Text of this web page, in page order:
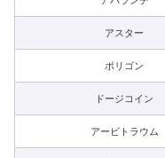
アスター
ポリゴン
ドージコイン
アービトラウム